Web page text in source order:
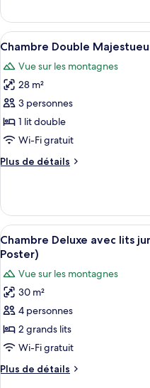
Classique
(Four
Poster)
le
type
de
Chambre
Double
Classique
(Four
Poster)
Afficher
toutes
les
photos
pour
ce
type
chambre :
Majestueuse,
vue
montagne
(Four
Poster)
3
Chambre Double
Vue sur les montagnes
28 m²
3 personnes
1 lit double
Wi-Fi gratuit
Plus de détails
Plus
le
type
de
chambre
Chambre
Double
Majestueuse,
vue
montagne
(Four
Afficher
toutes
photos
pour
ce
type
de
chambre :
Chambre
3
Chambre Deluxe avec lits
Poster)
Vue sur les montagnes
30 m²
4 personnes
2 grands lits
Wi-Fi gratuit
Plus de détails
Plus